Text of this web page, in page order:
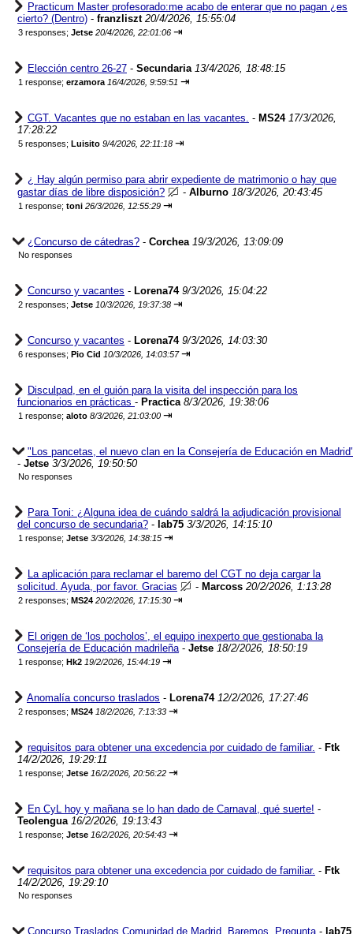
Practicum Master profesorado:me acabo de enterar que no pagan ¿es
cierto? (Dentro) - franzliszt 20/4/2026, 15:55:04
3 responses; Jetse 20/4/2026, 22:01:06 ⇥
Elección centro 26-27 - Secundaria 13/4/2026, 18:48:15
1 response; erzamora 16/4/2026, 9:59:51 ⇥
CGT. Vacantes que no estaban en las vacantes. - MS24 17/3/2026,
17:28:22
5 responses; Luisito 9/4/2026, 22:11:18 ⇥
¿ Hay algún permiso para abrir expediente de matrimonio o hay que
gastar días de libre disposición?
- Alburno 18/3/2026, 20:43:45
1 response; toni 26/3/2026, 12:55:29 ⇥
¿Concurso de cátedras? - Corchea 19/3/2026, 13:09:09
No responses
Concurso y vacantes - Lorena74 9/3/2026, 15:04:22
2 responses; Jetse 10/3/2026, 19:37:38 ⇥
Concurso y vacantes - Lorena74 9/3/2026, 14:03:30
6 responses; Pio Cid 10/3/2026, 14:03:57 ⇥
Disculpad, en el guión para la visita del inspección para los
funcionarios en prácticas - Practica 8/3/2026, 19:38:06
1 response; aloto 8/3/2026, 21:03:00 ⇥
"Los pancetas, el nuevo clan en la Consejería de Educación en
- Jetse 3/3/2026, 19:50:50
No responses
Para Toni: ¿Alguna idea de cuándo saldrá la adjudicación provisional
del concurso de secundaria? - lab75 3/3/2026, 14:15:10
1 response; Jetse 3/3/2026, 14:38:15 ⇥
La aplicación para reclamar el baremo del CGT no deja cargar la
solicitud. Ayuda, por favor. Gracias
- Marcoss 20/2/2026, 1:13:28
2 responses; MS24 20/2/2026, 17:15:30 ⇥
El origen de ‘los pocholos’, el equipo inexperto que gestionaba la
Consejería de Educación madrileña- Jetse 18/2/2026, 18:50:19
1 response; Hk2 19/2/2026, 15:44:19 ⇥
Anomalía concurso traslados - Lorena74 12/2/2026, 17:27:46
2 responses; MS24 18/2/2026, 7:13:33 ⇥
requisitos para obtener una excedencia por cuidado de familiar. - Ftk
14/2/2026, 19:29:11
1 response; Jetse 16/2/2026, 20:56:22 ⇥
En CyL hoy y mañana se lo han dado de Carnaval, qué suerte! -
Teolengua 16/2/2026, 19:13:43
1 response; Jetse 16/2/2026, 20:54:43 ⇥
requisitos para obtener una excedencia por cuidado de familiar. - Ftk
14/2/2026, 19:29:10
No responses
Concurso Traslados Comunidad de Madrid. Baremos. Pregunta- lab75